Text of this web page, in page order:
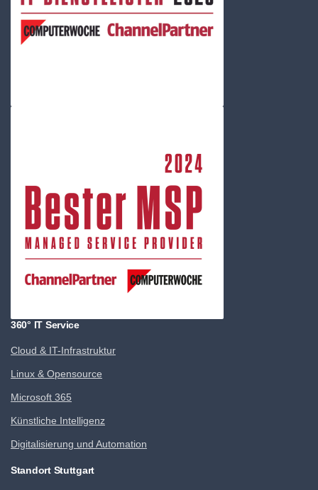
360° IT Service
Cloud & IT-Infrastruktur
Linux & Opensource
Microsoft 365
Künstliche Intelligenz
Digitalisierung und Automation
Standort Stuttgart